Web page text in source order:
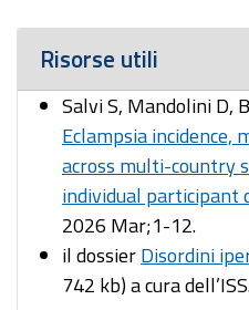
Risorse utili
Salvi S, Mandolini D,
Eclampsia incidence,
across multi-country
individual participant
2026 Mar;1-12.
il dossierDisordini
742 kb) a cura